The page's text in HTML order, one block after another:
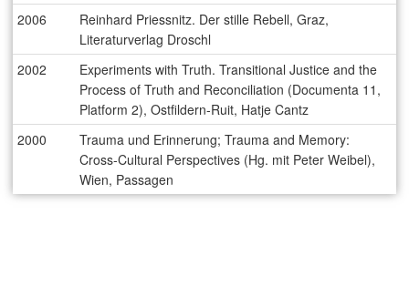
2006
Reinhard Priessnitz. Der stille Rebell, Graz,
Literaturverlag Droschl
2002
Experiments with Truth. Transitional Justice and the
Process of Truth and Reconciliation (Documenta 11,
Platform 2), Ostfildern-Ruit, Hatje Cantz
2000
Trauma und Erinnerung; Trauma and Memory:
Cross-Cultural Perspectives (Hg. mit Peter Weibel),
Wien, Passagen